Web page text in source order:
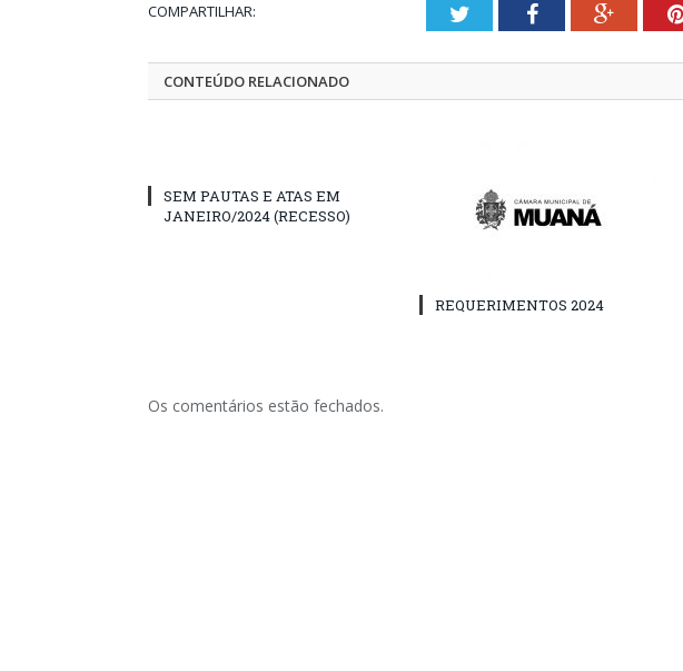
COMPARTILHAR: TwitterFacebook
CONTEÚDO RELACIONADO
SEM PAUTAS E ATAS EM
JANEIRO/2024 (RECESSO)
REQUERIMENTOS 2024
Os comentários estão fechados.